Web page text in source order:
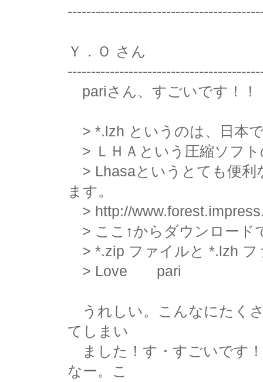
Ｙ．Ｏ さん
pariさん、すごいです！！
> *.lzh というのは、日本
> ＬＨＡという圧縮ソフ
> Lhasaというとても便利
ます。
> http://
> ここ↑からダウンロード
> *.zip ファイルと *.lzh フ
> Love pari
うれしい。こんなにたく
てしまい
ました！す・すごいです
なー。こ